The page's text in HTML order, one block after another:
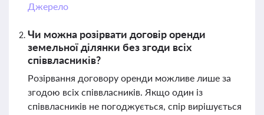
Джерело
Чи можна розірвати договір оренди
земельної ділянки без згоди всіх
співвласників?
Розірвання договору оренди можливе лише за
згодою всіх співвласників. Якщо один із
співвласників не погоджується, спір вирішується